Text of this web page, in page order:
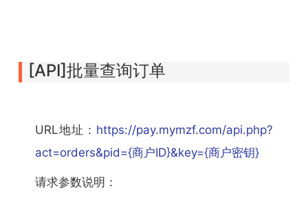
[API]批量查询订单
URL地址： https://pay.mymzf.com/api.php?
act=orders&pid={商户ID}&key={商户密钥}
请求参数说明：